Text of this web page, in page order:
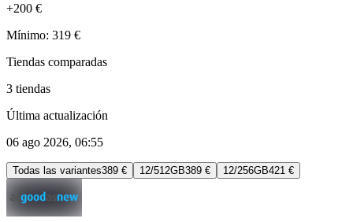
+200 €
Mínimo: 319 €
Tiendas comparadas
3 tiendas
Última actualización
06 ago 2026, 06:55
Todas las variantes389 € 12/512GB389 € 12/256GB421 €